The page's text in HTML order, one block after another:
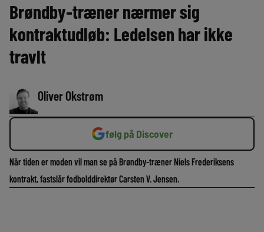
Brøndby-træner nærmer sig
kontraktudløb: Ledelsen har ikke
travlt
Oliver Okstrøm
følg på Discover
Når tiden er moden vil man se på Brøndby-træner Niels Frederiksens
kontrakt, fastslår fodbolddirektør Carsten V. Jensen.